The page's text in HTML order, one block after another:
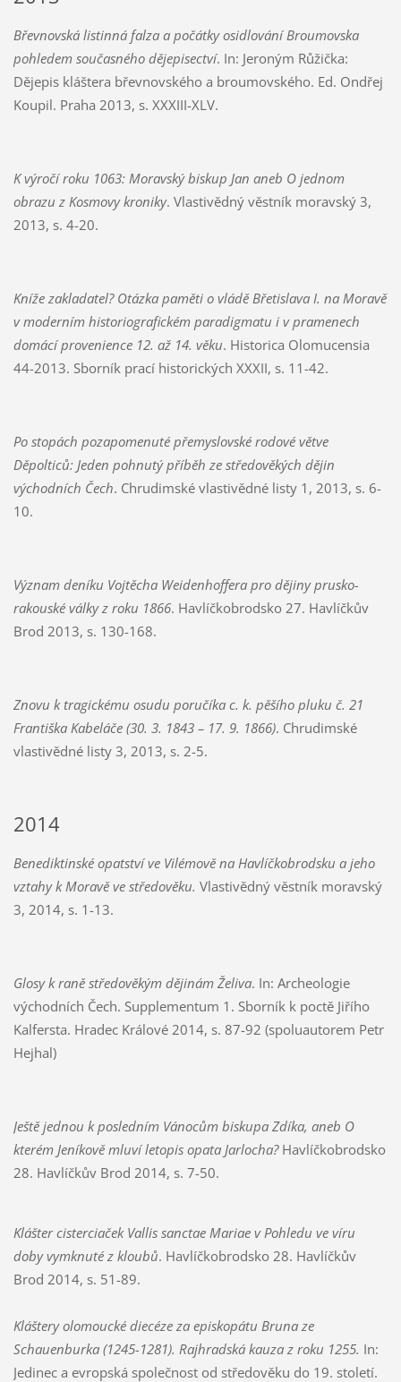
Břevnovská listinná falza a počátky osidlování Broumovska
pohledem současného dějepisectví. In: Jeroným Růžička:
Dějepis kláštera břevnovského a broumovského. Ed. Ondřej
Koupil. Praha 2013, s. XXXIII-XLV.
K výročí roku 1063: Moravský biskup Jan aneb O jednom
obrazu z Kosmovy kroniky. Vlastivědný věstník moravský 3,
2013, s. 4-20.
Kníže zakladatel? Otázka paměti o vládě Břetislava I. na Moravě
v moderním historiografickém paradigmatu i v pramenech
domácí provenience 12. až 14. věku. Historica Olomucensia
44-2013. Sborník prací historických XXXII, s. 11-42.
Po stopách pozapomenuté přemyslovské rodové větve
Děpolticů: Jeden pohnutý příběh ze středověkých dějin
východních Čech. Chrudimské vlastivědné listy 1, 2013, s. 6-
10.
Význam deníku Vojtěcha Weidenhoffera pro dějiny prusko-
rakouské války z roku 1866. Havlíčkobrodsko 27. Havlíčkův
Brod 2013, s. 130-168.
Znovu k tragickému osudu poručíka c. k. pěšího pluku č. 21
Františka Kabeláče (30. 3. 1843 – 17. 9. 1866). Chrudimské
vlastivědné listy 3, 2013, s. 2-5.
2014
Benediktinské opatství ve Vilémově na Havlíčkobrodsku a jeho
vztahy k Moravě ve středověku. Vlastivědný věstník moravský
3, 2014, s. 1-13.
Glosy k raně středověkým dějinám Želiva. In: Archeologie
východních Čech. Supplementum 1. Sborník k poctě Jiřího
Kalfersta. Hradec Králové 2014, s. 87-92 (spoluautorem Petr
Hejhal)
Ještě jednou k posledním Vánocům biskupa Zdíka, aneb O
kterém Jeníkově mluví letopis opata Jarlocha?Havlíčkobrodsko
28. Havlíčkův Brod 2014, s. 7-50.
Klášter cisterciaček Vallis sanctae Mariae v Pohledu ve víru
doby vymknuté z kloubů. Havlíčkobrodsko 28. Havlíčkův
Brod 2014, s. 51-89.
Kláštery olomoucké diecéze za episkopátu Bruna ze
Schauenburka (1245-1281). Rajhradská kauza z roku 1255. In:
Jedinec a evropská společnost od středověku do 19. století.